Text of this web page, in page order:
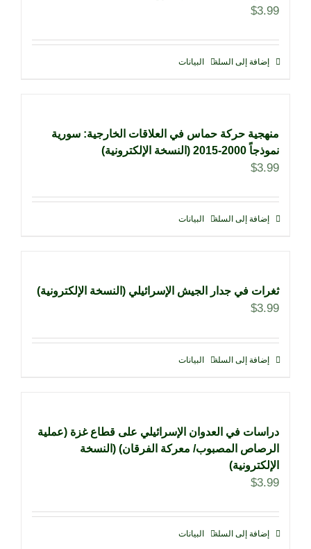
$3.99
إضافة إلى السلة البيانات
منهجية حركة حماس في العلاقات الخارجية: سورية
نموذجاً 2000-2015 (النسخة الإلكترونية)
$3.99
إضافة إلى السلة البيانات
ثغرات في جدار الجيش الإسرائيلي (النسخة الإلكترونية)
$3.99
إضافة إلى السلة البيانات
دراسات في العدوان الإسرائيلي على قطاع غزة (عملية
الرصاص المصبوب/ معركة الفرقان) (النسخة
الإلكترونية)
$3.99
إضافة إلى السلة البيانات